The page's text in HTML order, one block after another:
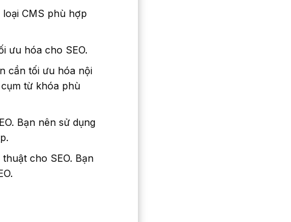
CMS phù hợp
ưu hóa cho SEO.
cần tối ưu hóa nội
từ khóa phù
Bạn nên sử dụng
cho SEO. Bạn